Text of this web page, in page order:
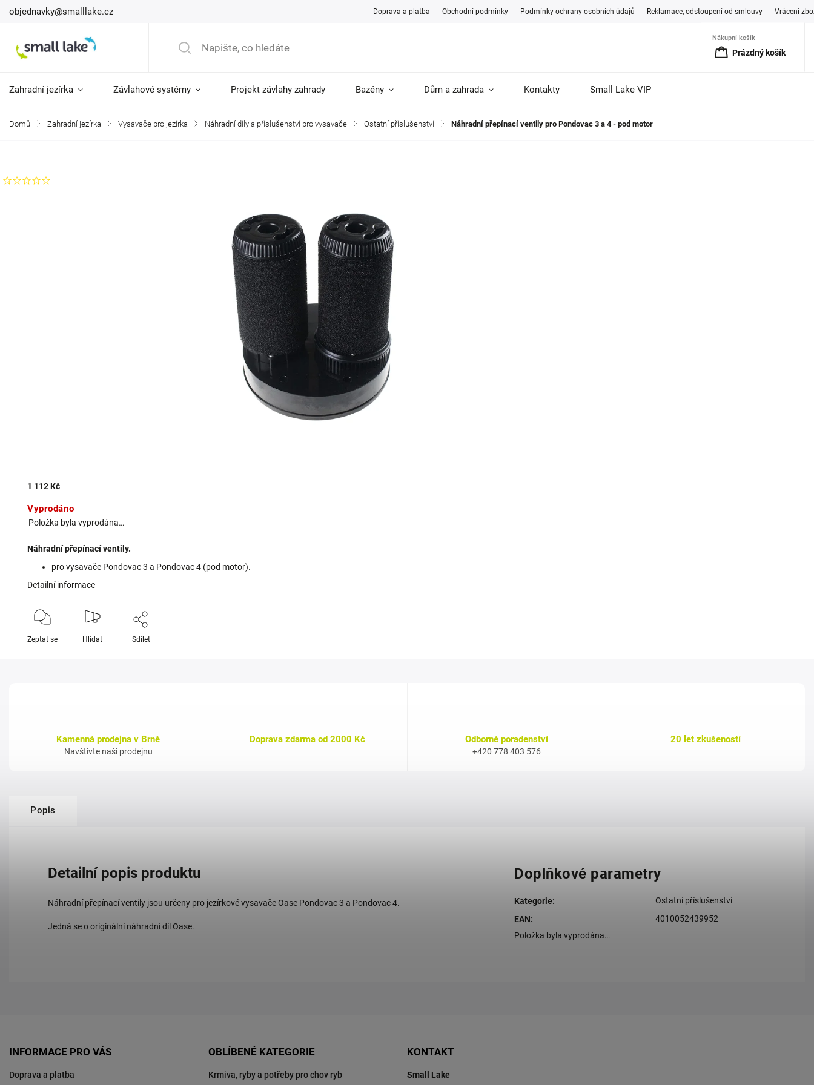
objednavky@smalllake.cz Doprava a platba Obchodní podmínky Podmínky ochrany osobních údajů Reklamace, odstoupení od smlouvy Vrácení
Nákupní košík
Prázdný košík
Zahradní jezírka Závlahové systémy Projekt závlahy zahrady Bazény Dům a zahrada Kontakty Small Lake VIP
Domů / Zahradní jezírka / Vysavače pro jezírka / Náhradní díly a příslušenství pro vysavače / Ostatní příslušenství / Náhradní přepínací ventily pro Pondovac 3 a 4 - pod motor
1 112 Kč
Vyprodáno
Položka byla vyprodána…
Náhradní přepínací ventily.
pro vysavače Pondovac 3 a Pondovac 4 (pod motor).
Detailní informace
Zeptat se Hlídat Sdílet
Kamenná prodejna v Brně
Navštivte naši prodejnu
Doprava zdarma od 2000 Kč Odborné poradenství
+420 778 403 576
20 let zkušeností
Popis
Detailní popis produktu
Náhradní přepínací ventily jsou určeny pro jezírkové vysavače Oase Pondovac 3 a Pondovac 4.
Jedná se o originální náhradní díl Oase.
Doplňkové parametry
Kategorie:
Ostatní příslušenství
EAN:
4010052439952
Položka byla vyprodána…
INFORMACE PRO VÁS
Doprava a platba
OBLÍBENÉ KATEGORIE
Krmiva, ryby a potřeby pro chov ryb
KONTAKT
Small Lake